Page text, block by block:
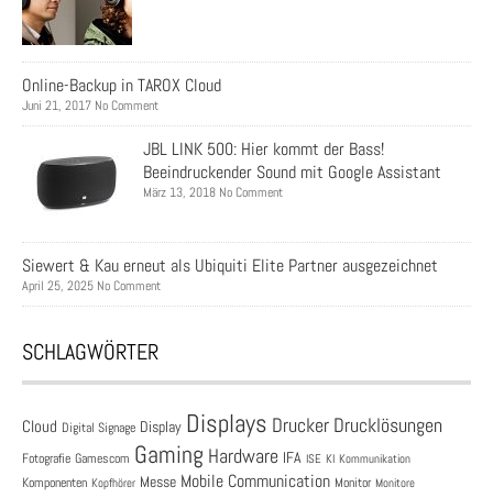
Online-Backup in TAROX Cloud
Juni 21, 2017 No Comment
JBL LINK 500: Hier kommt der Bass!
Beeindruckender Sound mit Google Assistant
März 13, 2018 No Comment
Siewert & Kau erneut als Ubiquiti Elite Partner ausgezeichnet
April 25, 2025 No Comment
SCHLAGWÖRTER
Cloud Digital Signage Display Displays Drucker Drucklösungen
Fotografie Gamescom Gaming Hardware IFA ISE KI Kommunikation
Komponenten Kopfhörer Messe Mobile Communication Monitor Monitore